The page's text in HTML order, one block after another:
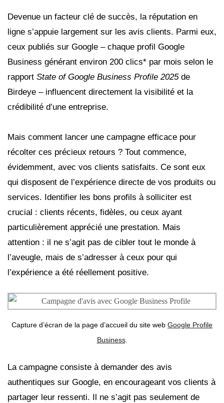
Devenue un facteur clé de succès, la réputation en
ligne s’appuie largement sur les avis clients. Parmi eux,
ceux publiés sur Google – chaque profil Google
Business générant environ 200 clics* par mois selon le
rapport State of Google Business Profile 2025de
Birdeye – influencent directement la visibilité et la
crédibilité d’une entreprise.
Mais comment lancer une campagne efficace pour
récolter ces précieux retours ? Tout commence,
évidemment, avec vos clients satisfaits. Ce sont eux
qui disposent de l’expérience directe de vos produits ou
services. Identifier les bons profils à solliciter est
crucial : clients récents, fidèles, ou ceux ayant
particulièrement apprécié une prestation. Mais
attention : il ne s’agit pas de cibler tout le monde à
l’aveugle, mais de s’adresser à ceux pour qui
l’expérience a été réellement positive.
Capture d’écran de la page d’accueil du site web Google Profile
Business.
La campagne consiste à demander des avis
authentiques sur Google, en encourageant vos clients à
partager leur ressenti. Il ne s’agit pas seulement de